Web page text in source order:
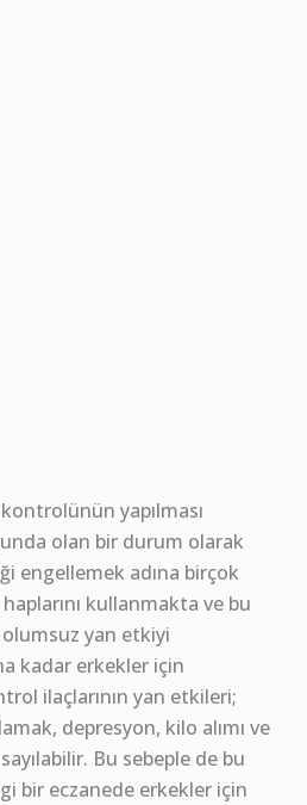
yapılması
olan bir durum olarak
engellemek adına birçok
kullanmakta ve bu
yan etkiyi
kadar erkekler için
ilaçlarının yan etkileri;
depresyon, kilo alımı ve
Bu sebeple de bu
bir eczanede erkekler için